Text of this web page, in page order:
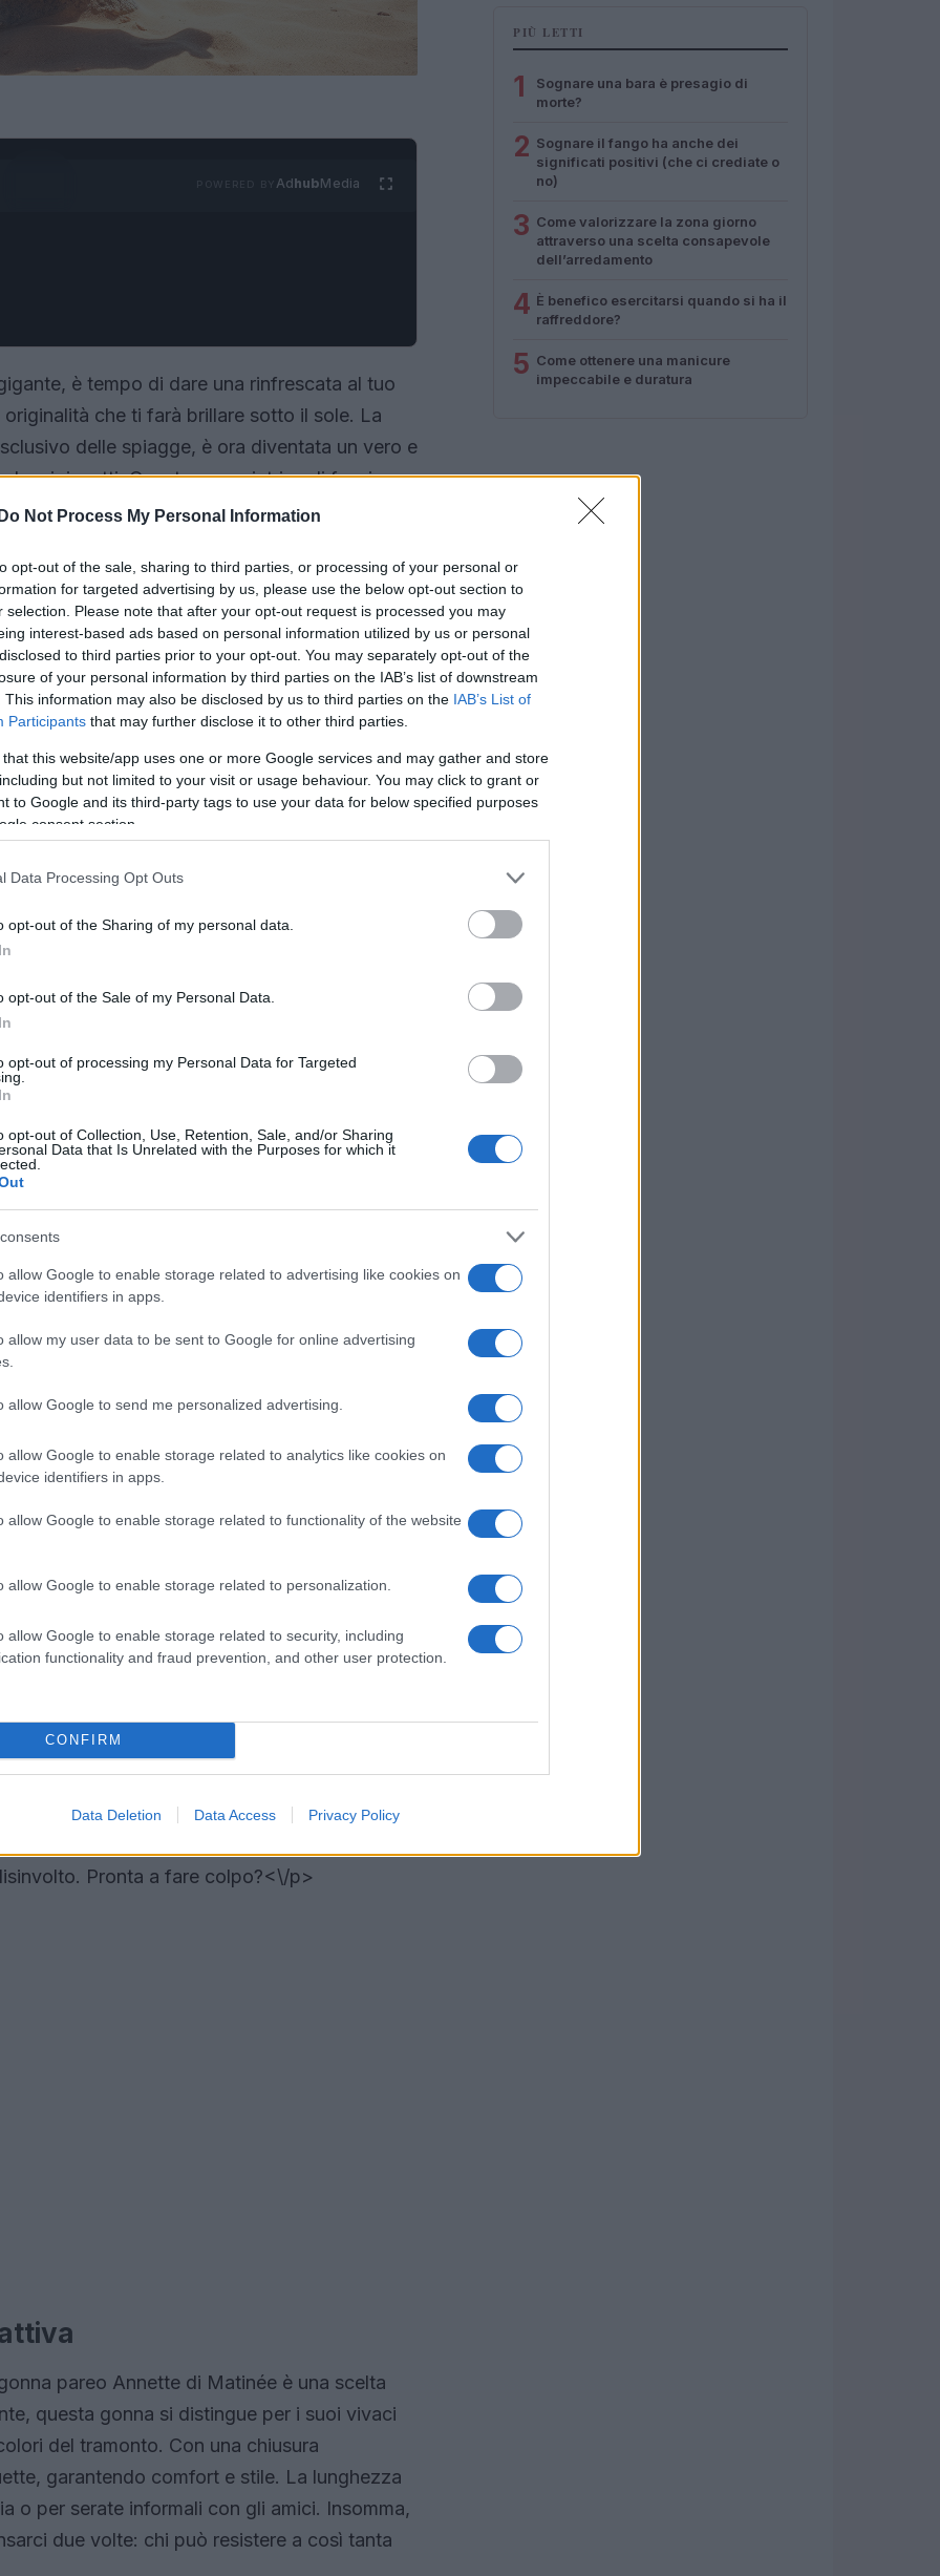
Do Not Process My Personal Information
opt-out of the sale, sharing to third parties, or processing of your personal or
for targeted advertising by us, please use the below opt-out section to
selection. Please note that after your opt-out request is processed you may
interest-based ads based on personal information utilized by us or personal
to third parties prior to your opt-out. You may separately opt-out of the
of your personal information by third parties on the IAB’s list of downstream
This information may also be disclosed by us to third parties on the IAB’s List of
Participants that may further disclose it to other third parties.
that this website/app uses one or more Google services and may gather and store
but not limited to your visit or usage behaviour. You may click to grant or
to Google and its third-party tags to use your data for below specified purposes
consent section.
Data Processing Opt Outs
opt-out of the Sharing of my personal data.
opt-out of the Sale of my Personal Data.
opt-out of processing my Personal Data for Targeted
opt-out of Collection, Use, Retention, Sale, and/or Sharing
Data that Is Unrelated with the Purposes for which it
allow Google to enable storage related to advertising like cookies on
identifiers in apps.
allow my user data to be sent to Google for online advertising
allow Google to send me personalized advertising.
allow Google to enable storage related to analytics like cookies on
identifiers in apps.
allow Google to enable storage related to functionality of the website
allow Google to enable storage related to personalization.
allow Google to enable storage related to security, including
functionality and fraud prevention, and other user protection.
CONFIRM
Data Deletion Data Access Privacy Policy
AdhubMedia
è tempo di dare una rinfrescata al tuo
che ti farà brillare sotto il sole. La
delle spiagge, è ora diventata un vero e
si rispetti. Questo capo, intriso di fascino
nei look estivi più stilosi e versatili. Sei pronta
p>
audace
menzionare la gonna pareo firmata Dries
stile! Realizzata in pura seta, questo modello
sapientemente bilanciata da profili
crederai mai a quanto possa essere
gonna ideale per chi ama osare
del tessuto è perfetta per le calde
si adatta con grazia a ogni corpo. Basta
flat per farla diventare la protagonista
e stile
ex modella di costumi da bagno che
perfetto equilibrio tra eleganza e funzionalità.
marrone, questo modello richiama le
sereni. Immagina di indossarla sopra un
di lino bianca: il risultato sarà un look
Chi ha detto che comfort e stile non
incontra la modernità
puoi perderti la proposta di Pinko. Questa
gioca con un pattern bandana che ti
contemporaneo. La nuance terracotta e il
particolarmente femminile e audace, perfetto
blusa morbida e a delle zeppe in corda, il
Pronta a fare colpo?<\/p>
pareo Annette di Matinée è una scelta
questa gonna si distingue per i suoi vivaci
del tramonto. Con una chiusura
garantendo comfort e stile. La lunghezza
o per serate informali con gli amici. Insomma,
due volte: chi può resistere a così tanta
PIÙ LETTI
1
Sognare una bara è presagio di
morte?
2 Sognare il fango ha anche dei
significati positivi (che ci crediate o
no)
3 Come valorizzare la zona giorno
attraverso una scelta consapevole
dell’arredamento
4 È benefico esercitarsi quando si ha il
raffreddore?
5 Come ottenere una manicure
impeccabile e duratura